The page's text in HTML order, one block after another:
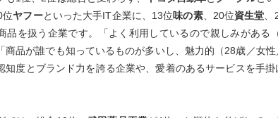
位ヤフーといった大手IT企業に、13位味の素、20位資生堂
品を扱う企業です。「よく利用しているので親しみがある
商品が誰でも知っているものが多いし、魅力的（28歳／女
知度とブランド力を誇る企業や、愛着のあるサービスを手